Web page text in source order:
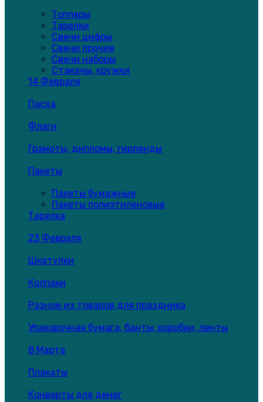
Топперы
Тарелки
Свечи цифры
Свечи прочие
Свечи наборы
Стаканы, кружки
14 Февраля
Пасха
Флаги
Грамоты, дипломы, гирлянды
Пакеты
Пакеты бумажные
Пакеты полиэтиленовые
Тарелка
23 Февраля
Шкатулки
Колпаки
Разное из товаров для праздника
Упаковочная бумага, банты, коробки, ленты
8 Марта
Плакаты
Конверты для денег